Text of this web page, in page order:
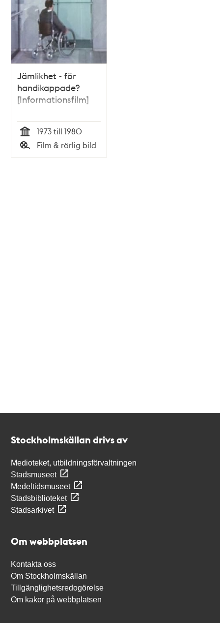
Jämlikhet - för
handikappade?
[Informationsfilm]
Tid
1973 till 1980
Typ
Film & rörlig bild
Stockholmskällan drivs av
Medioteket, utbildningsförvaltningen
Stadsmuseet
Medeltidsmuseet
Stadsbiblioteket
Stadsarkivet
Om webbplatsen
Kontakta oss
Om Stockholmskällan
Tillgänglighetsredogörelse
Om kakor på webbplatsen